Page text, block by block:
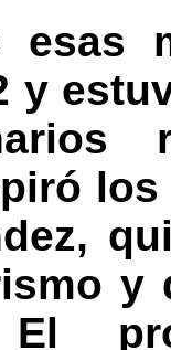
esas
y
y